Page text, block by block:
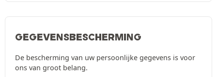
GEGEVENSBESCHERMING
De bescherming van uw persoonlijke gegevens is voor
ons van groot belang.